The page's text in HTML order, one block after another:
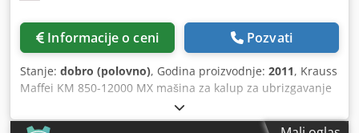
Informacije o ceni Pozvati
Stanje: dobro (polovno), Godina proizvodnje: 2011, Krauss
Maffei KM 850-12000 MX mašina za kalup za ubrizgavanje
Dkodpstrya Rjfx Anuer Sa Krauss Maffei robotom Godina
proizvodnje - 2011 Hidraulično-mehanički sistem za